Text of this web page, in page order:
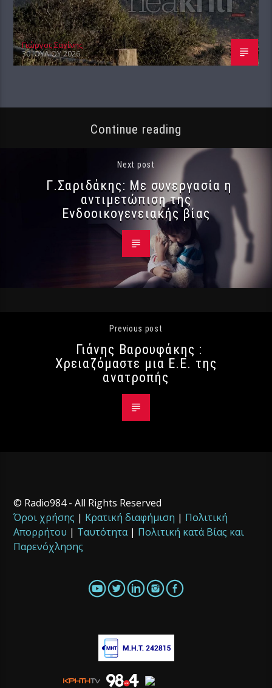
Γιώργος Σαχίνης
30 ΙΟΥΛΊΟΥ 2026
Continue reading
Next post
Γ.Σαριδάκης: Με συνεργασία η
αντιμετώπιση της
Ενδοοικογενειακής βίας
Previous post
Γιάνης Βαρουφάκης :
Χρειαζόμαστε μια Ε.Ε. της
ανατροπής
© Radio984 - All Rights Reserved
Όροι χρήσης | Κρατική διαφήμιση | Πολιτική
Απορρήτου | Ταυτότητα| Πολιτική κατά Βίας και
Παρενόχλησης